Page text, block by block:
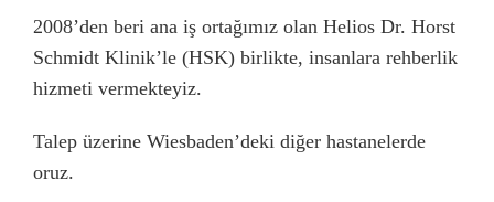
2008’den beri ana iş ortağımız olan Helios Dr. Horst
Schmidt Klinik’le (HSK) birlikte, insanlara rehberlik
hizmeti vermekteyiz.
Talep üzerine Wiesbaden’deki diğer hastanelerde
oruz.